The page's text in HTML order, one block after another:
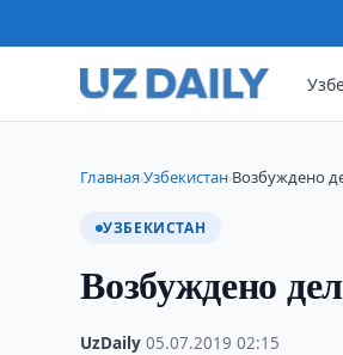
Главная›Узбекистан›Возбуждено
УЗБЕКИСТАН
Возбуждено
UzDaily ·05.07.2019 ·02:15